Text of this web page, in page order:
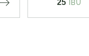
25 IBU